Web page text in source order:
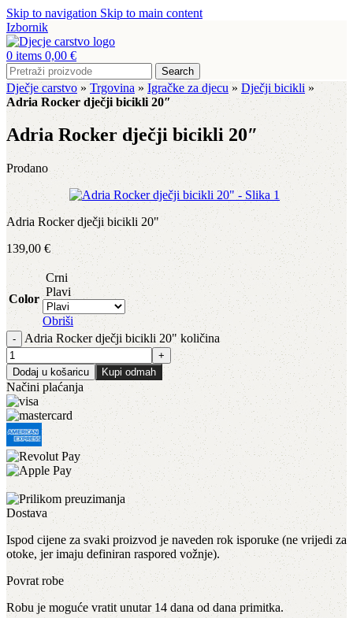
Skip to navigation Skip to main content
Izbornik
0 items 0,00 €
Search
Dječje carstvo»Trgovina» Igračke za djecu»Dječji bicikli »
Adria Rocker dječji bicikli 20″
Adria Rocker dječji bicikli 20″
Prodano
Adria Rocker dječji bicikli 20"
139,00€
Color
Crni
Plavi
Obriši
Adria Rocker dječji bicikli 20" količina
Dodaj u košaricu Kupi odmah
Načini plaćanja
Dostava
Ispod cijene za svaki proizvod je naveden rok isporuke (ne vrijedi za
otoke, jer imaju definiran raspored vožnje).
Povrat robe
Robu je moguće vratit unutar 14 dana od dana primitka.